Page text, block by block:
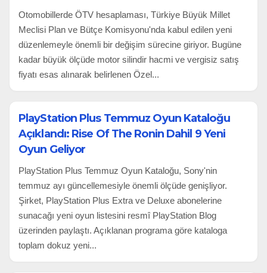
Otomobillerde ÖTV hesaplaması, Türkiye Büyük Millet
Meclisi Plan ve Bütçe Komisyonu'nda kabul edilen yeni
düzenlemeyle önemli bir değişim sürecine giriyor. Bugüne
kadar büyük ölçüde motor silindir hacmi ve vergisiz satış
fiyatı esas alınarak belirlenen Özel...
PlayStation Plus Temmuz Oyun Kataloğu
Açıklandı: Rise Of The Ronin Dahil 9 Yeni
Oyun Geliyor
PlayStation Plus Temmuz Oyun Kataloğu, Sony'nin
temmuz ayı güncellemesiyle önemli ölçüde genişliyor.
Şirket, PlayStation Plus Extra ve Deluxe abonelerine
sunacağı yeni oyun listesini resmî PlayStation Blog
üzerinden paylaştı. Açıklanan programa göre kataloga
toplam dokuz yeni...